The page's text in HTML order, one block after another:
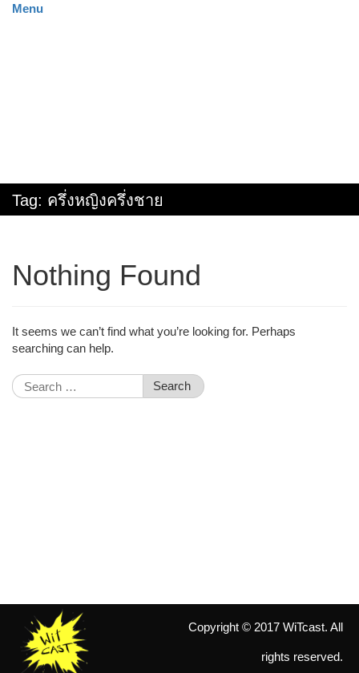
Menu
Tag: ครึ่งหญิงครึ่งชาย
Nothing Found
It seems we can’t find what you’re looking for. Perhaps
searching can help.
Search
for:
Copyright © 2017 WiTcast. All
rights reserved.